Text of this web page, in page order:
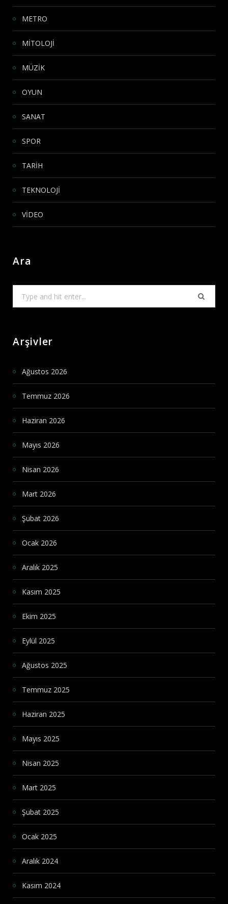
METRO
MİTOLOJİ
MÜZİK
OYUN
SANAT
SPOR
TARİH
TEKNOLOJİ
VİDEO
Ara
Arşivler
Ağustos 2026
Temmuz 2026
Haziran 2026
Mayıs 2026
Nisan 2026
Mart 2026
Şubat 2026
Ocak 2026
Aralık 2025
Kasım 2025
Ekim 2025
Eylül 2025
Ağustos 2025
Temmuz 2025
Haziran 2025
Mayıs 2025
Nisan 2025
Mart 2025
Şubat 2025
Ocak 2025
Aralık 2024
Kasım 2024